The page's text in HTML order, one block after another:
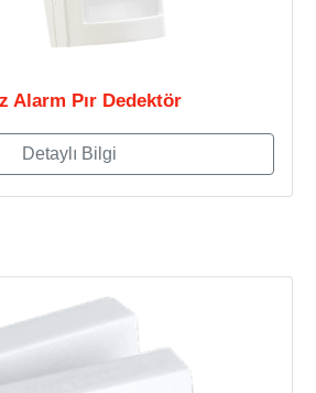
Alarm Pır Dedektör
Detaylı Bilgi